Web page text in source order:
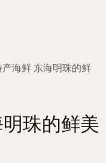
海鲜 东海明珠的鲜
珠的鲜美